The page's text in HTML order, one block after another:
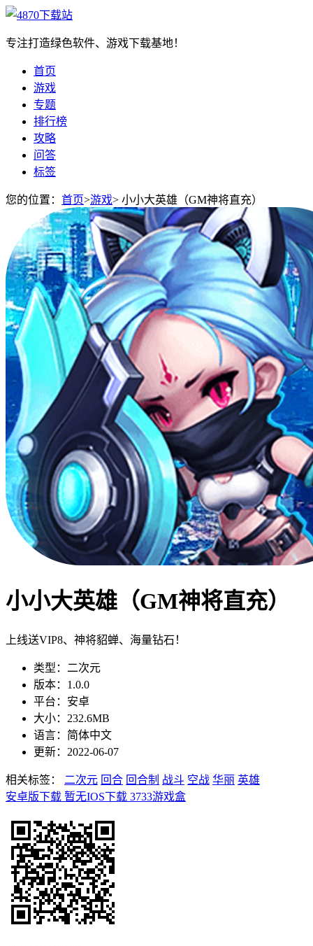
专注打造绿色软件、游戏下载基地！
首页
游戏
专题
排行榜
攻略
问答
标签
您的位置： 首页>游戏> 小小大英雄（GM神将直充）
小小大英雄（GM神将直充）
上线送VIP8、神将貂蝉、海量钻石！
类型：二次元
版本：1.0.0
平台：安卓
大小：232.6MB
语言：简体中文
更新：2022-06-07
相关标签： 二次元 回合 回合制 战斗 空战 华丽 英雄
安卓版下载 暂无IOS下载 3733游戏盒